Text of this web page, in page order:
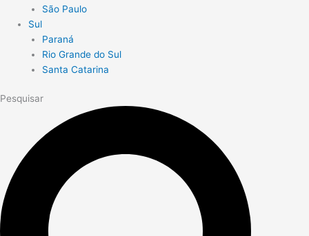
São Paulo
Sul
Paraná
Rio Grande do Sul
Santa Catarina
Pesquisar